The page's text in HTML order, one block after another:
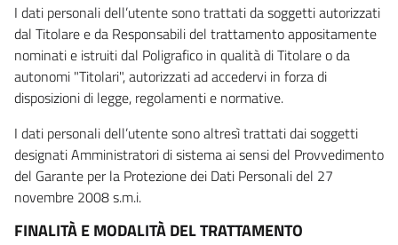
I dati personali dell’utente sono trattati da soggetti autorizzati
dal Titolare e da Responsabili del trattamento appositamente
nominati e istruiti dal Poligrafico in qualità di Titolare o da
autonomi "Titolari", autorizzati ad accedervi in forza di
disposizioni di legge, regolamenti e normative.
I dati personali dell’utente sono altresì trattati dai soggetti
designati Amministratori di sistema ai sensi del Provvedimento
del Garante per la Protezione dei Dati Personali del 27
novembre 2008 s.m.i.
FINALITÀ E MODALITÀ DEL TRATTAMENTO